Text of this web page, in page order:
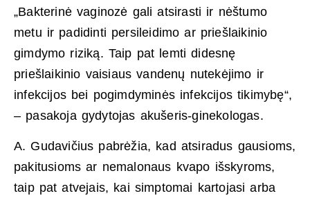
„Bakterinė vaginozė gali atsirasti ir nėštumo
metu ir padidinti persileidimo ar priešlaikinio
gimdymo riziką. Taip pat lemti didesnę
priešlaikinio vaisiaus vandenų nutekėjimo ir
infekcijos bei pogimdyminės infekcijos tikimybę“,
– pasakoja gydytojas akušeris-ginekologas.
A. Gudavičius pabrėžia, kad atsiradus gausioms,
pakitusioms ar nemalonaus kvapo išskyroms,
taip pat atvejais, kai simptomai kartojasi arba